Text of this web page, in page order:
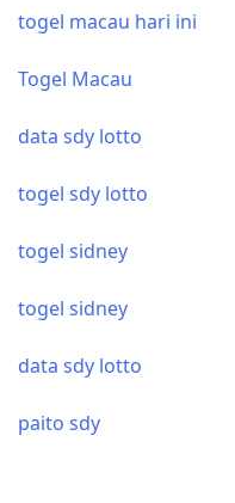
togel macau hari ini
Togel Macau
data sdy lotto
togel sdy lotto
togel sidney
togel sidney
data sdy lotto
paito sdy